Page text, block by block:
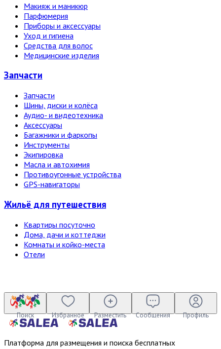
Макияж и маникюр
Парфюмерия
Приборы и аксессуары
Уход и гигиена
Средства для волос
Медицинские изделия
Запчасти
Запчасти
Шины, диски и колёса
Аудио- и видеотехника
Аксессуары
Багажники и фаркопы
Инструменты
Экипировка
Масла и автохимия
Противоугонные устройства
GPS-навигаторы
Жильё для путешествия
Квартиры посуточно
Дома, дачи и коттеджи
Комнаты и койко-места
Отели
Поиск Избранное Разместить Сообщения Профиль
Платформа для размещения и поиска бесплатных